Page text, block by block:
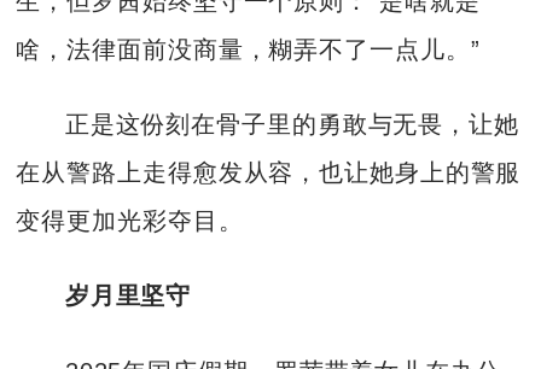
啥，法律面前没商量，糊弄不了一点儿。”
正是这份刻在骨子里的勇敢与无畏，让她
在从警路上走得愈发从容，也让她身上的警服
变得更加光彩夺目。
岁月里坚守